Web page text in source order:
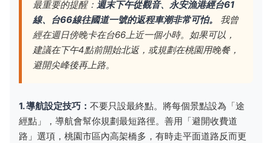
最重要的提醒： 週末下午從觀音、永安漁港經台61
線、台66線往國道一號的返程車潮非常可怕。
我曾
經在週日傍晚卡在台66上近一個小時。如果可以，
建議在下午4點前開始北返，或規劃在桃園用晚餐，
避開尖峰後再上路。
1. 導航設定技巧： 不要只設最終點。將每個景點設為「途
經點」，導航會幫你規劃最短路徑。善用「避開收費道
路」選項，桃園市區內高架橋多，有時走平面道路反而更